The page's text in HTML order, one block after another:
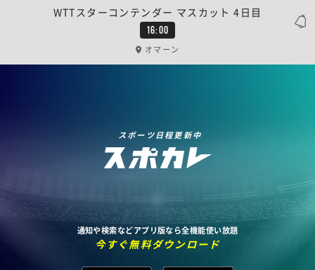
16:00
WTTスターコンテンダー マスカット 4日目
オマーン
スポーツ日程更新中
通知や検索などアプリ版なら全機能使い放題
今すぐ無料ダウンロード